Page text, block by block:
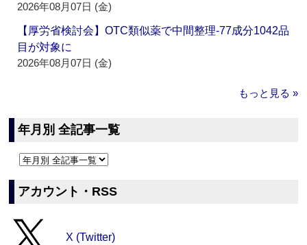
2026年08月07日 (金)
【厚労省検討会】OTC類似薬で中間整理‐77成分1042品
目が対象に
2026年08月07日 (金)
もっと見る »
年月別 全記事一覧
アカウント・RSS
X (Twitter)